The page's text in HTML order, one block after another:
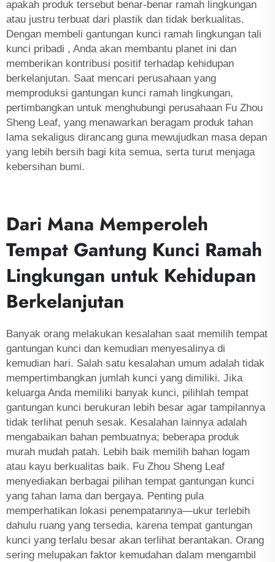
apakah produk tersebut benar-benar ramah lingkungan
atau justru terbuat dari plastik dan tidak berkualitas.
Dengan membeli gantungan kunci ramah lingkungan tali
kunci pribadi , Anda akan membantu planet ini dan
memberikan kontribusi positif terhadap kehidupan
berkelanjutan. Saat mencari perusahaan yang
memproduksi gantungan kunci ramah lingkungan,
pertimbangkan untuk menghubungi perusahaan Fu Zhou
Sheng Leaf, yang menawarkan beragam produk tahan
lama sekaligus dirancang guna mewujudkan masa depan
yang lebih bersih bagi kita semua, serta turut menjaga
kebersihan bumi.
Dari Mana Memperoleh
Tempat Gantung Kunci Ramah
Lingkungan untuk Kehidupan
Berkelanjutan
Banyak orang melakukan kesalahan saat memilih tempat
gantungan kunci dan kemudian menyesalinya di
kemudian hari. Salah satu kesalahan umum adalah tidak
mempertimbangkan jumlah kunci yang dimiliki. Jika
keluarga Anda memiliki banyak kunci, pilihlah tempat
gantungan kunci berukuran lebih besar agar tampilannya
tidak terlihat penuh sesak. Kesalahan lainnya adalah
mengabaikan bahan pembuatnya; beberapa produk
murah mudah patah. Lebih baik memilih bahan logam
atau kayu berkualitas baik. Fu Zhou Sheng Leaf
menyediakan berbagai pilihan tempat gantungan kunci
yang tahan lama dan bergaya. Penting pula
memperhatikan lokasi penempatannya—ukur terlebih
dahulu ruang yang tersedia, karena tempat gantungan
kunci yang terlalu besar akan terlihat berantakan. Orang
sering melupakan faktor kemudahan dalam mengambil